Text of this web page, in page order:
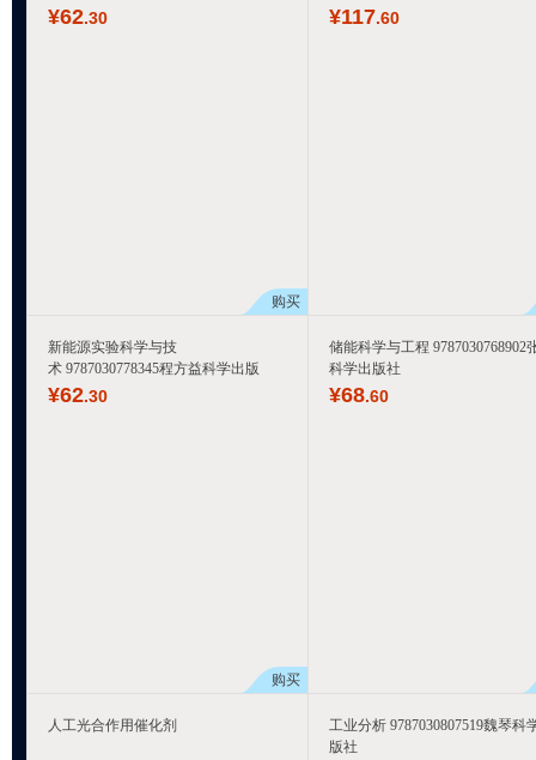
¥62.30
购买
¥117.60
新能源实验科学与技
术 9787030778345程方益科学出版
¥62.30
购买
储能科学与工程 9787030768902
科学出版社
¥68.60
人工光合作用催化剂
工业分析 9787030807519魏琴科
版社